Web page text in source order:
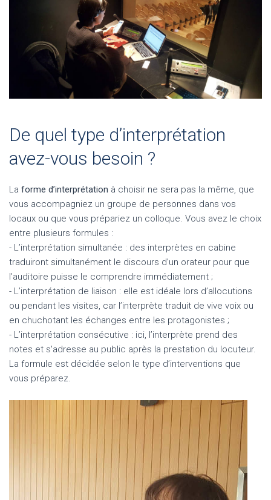
De quel type d’interprétation
avez-vous besoin ?
La forme d’interprétation à choisir ne sera pas la même, que
vous accompagniez un groupe de personnes dans vos
locaux ou que vous prépariez un colloque. Vous avez le choix
entre plusieurs formules :
- L’interprétation simultanée : des interprètes en cabine
traduiront simultanément le discours d’un orateur pour que
l’auditoire puisse le comprendre immédiatement ;
- L’interprétation de liaison : elle est idéale lors d’allocutions
ou pendant les visites, car l’interprète traduit de vive voix ou
en chuchotant les échanges entre les protagonistes ;
- L’interprétation consécutive : ici, l’interprète prend des
notes et s'adresse au public après la prestation du locuteur.
La formule est décidée selon le type d’interventions que
vous préparez.